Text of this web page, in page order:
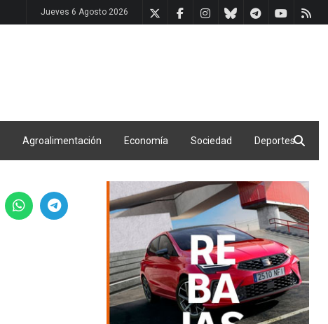
Jueves 6 Agosto 2026
Agroalimentación Economía Sociedad Deportes